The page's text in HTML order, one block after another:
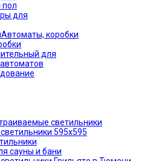
пол
для
Автоматы, коробки
для
светильники
595х595
сауны и бани